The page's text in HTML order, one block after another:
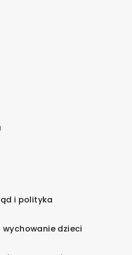
i polityka
wychowanie dzieci